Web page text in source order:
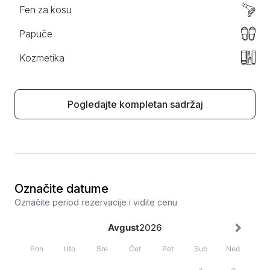
Fen za kosu
Papuče
Kozmetika
Pogledajte kompletan sadržaj
Označite datume
Označite period rezervacije i vidite cenu